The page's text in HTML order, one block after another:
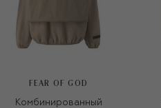
FEAR OF GOD
Комбинированный